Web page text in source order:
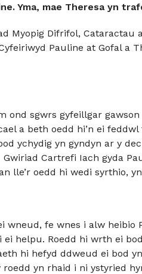
Yma, mae Theresa yn
Myopig Difrifol,
Pauline at Gofal a
ond sgwrs gyfeillgar
a beth oedd hi’n ei
ychydig yn gyndyn ar y
Cartrefi Iach gyda
lle’r oedd hi wedi syrthio,
wneud, fe wnes i alw
ei helpu. Roedd hi wrth ei
hi hefyd ddweud ei bod
yn rhaid i ni ystyried